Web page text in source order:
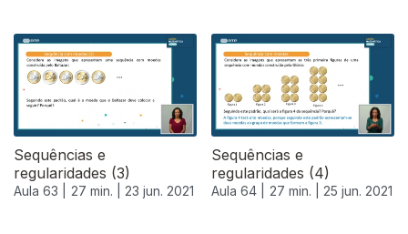
Sequências e
regularidades (3)
Aula 63 | 27 min. | 23 jun. 2021
Sequências e
regularidades (4)
Aula 64 | 27 min. | 25 jun. 2021